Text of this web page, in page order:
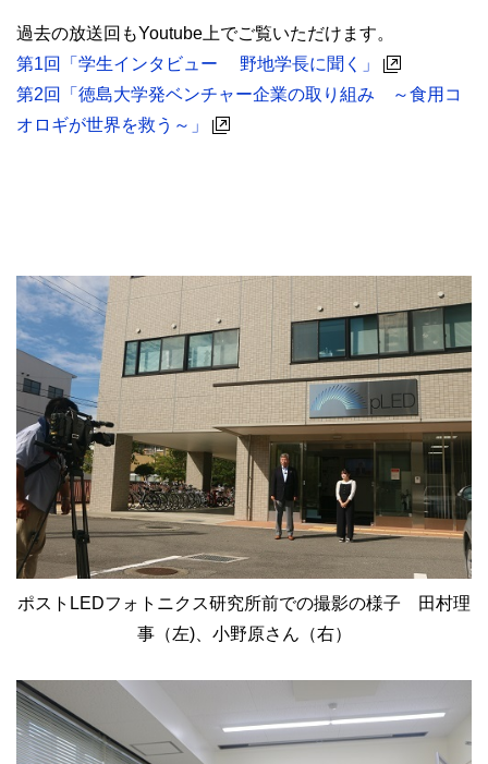
過去の放送回もYoutube上でご覧いただけます。
第1回「学生インタビュー 野地学長に聞く」
第2回「徳島大学発ベンチャー企業の取り組み ～食用コ
オロギが世界を救う～」
ポストLEDフォトニクス研究所前での撮影の様子 田村理
事（左)、小野原さん（右）